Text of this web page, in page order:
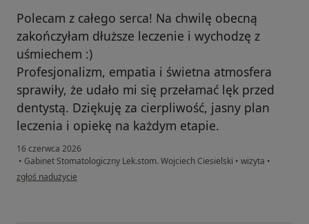
Polecam z całego serca! Na chwilę obecną
zakończyłam dłuższe leczenie i wychodzę z
uśmiechem :)
Profesjonalizm, empatia i świetna atmosfera
sprawiły, że udało mi się przełamać lęk przed
dentystą. Dziękuję za cierpliwość, jasny plan
leczenia i opiekę na każdym etapie.
16 czerwca 2026
• Gabinet Stomatologiczny Lek.stom. Wojciech Ciesielski • wizyta •
w opinii użytkownika Paulina
zgłoś nadużycie